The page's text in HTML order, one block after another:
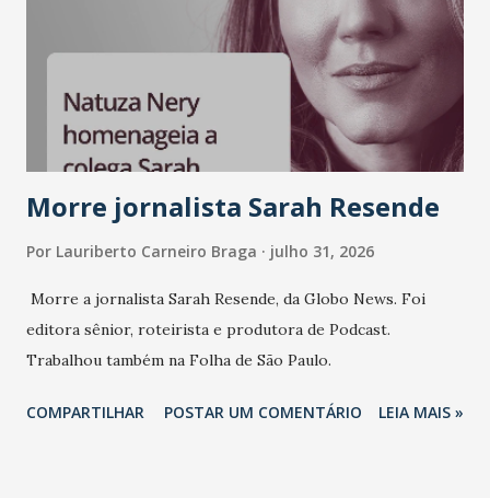
Morre jornalista Sarah Resende
Por Lauriberto Carneiro Braga julho 31, 2026
Morre a jornalista Sarah Resende, da Globo News. Foi
editora sênior, roteirista e produtora de Podcast.
Trabalhou também na Folha de São Paulo.
COMPARTILHAR POSTAR UM COMENTÁRIO LEIA MAIS »